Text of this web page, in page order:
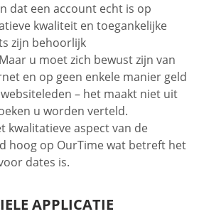
dat een account echt is op
kwaliteit en toegankelijke
zijn behoorlijk
u moet zich bewust zijn van
en op geen enkele manier geld
– het maakt niet uit
u worden verteld.
kwalitatieve aspect van de
hoog op OurTime wat betreft het
dates is.
APPLICATIE